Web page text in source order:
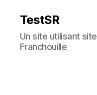
TestSR
Un site utilisant site
Franchouille